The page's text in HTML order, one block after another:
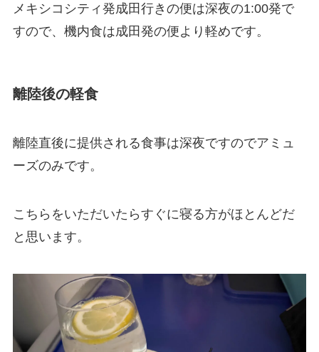
メキシコシティ発成田行きの便は深夜の1:00発で
すので、機内食は成田発の便より軽めです。
離陸後の軽食
離陸直後に提供される食事は深夜ですのでアミュ
ーズのみです。
こちらをいただいたらすぐに寝る方がほとんどだ
と思います。